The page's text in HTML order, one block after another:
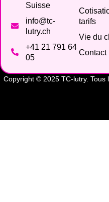
Suisse
info@tc-
lutry.ch
+41 21 791 64
05
tarifs
Vie du
Contact
Copyright © 2025 TC-lutry. Tous